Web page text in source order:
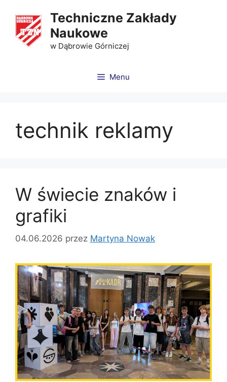
Techniczne Zakłady
Naukowe
w Dąbrowie Górniczej
Menu
technik reklamy
W świecie znaków i
grafiki
04.06.2026 przez Martyna Nowak